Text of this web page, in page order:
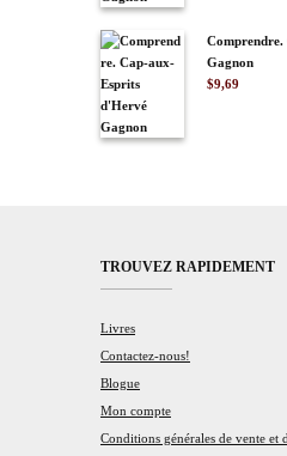
Gagnon
$9,69
TROUVEZ RAPIDEMENT
Livres
Contactez-nous!
Blogue
Mon compte
Conditions générales de vente et